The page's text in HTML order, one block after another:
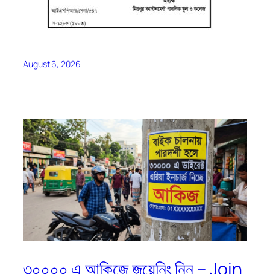
August 6, 2026
৩০০০০ এ আকিজে জয়েনিং নিন – Join